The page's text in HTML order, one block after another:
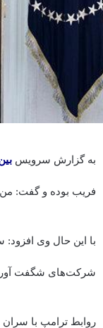
به گزارش سرویس
فریب بوده و گفت:
با این حال وی
شرکت‌های شگفت آوری
روابط ترامپ با